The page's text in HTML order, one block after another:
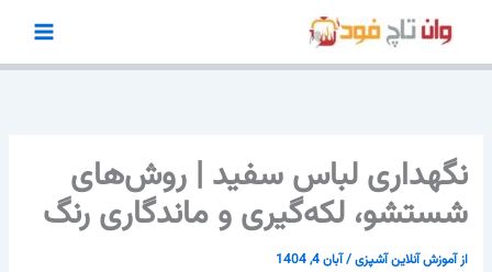
محتوا
نگهداری لباس سفید | روش‌های
شستشو، لکه‌گیری و ماندگاری رنگ
ازآموزش آنلاین آشپزی/آبان 4, 1404